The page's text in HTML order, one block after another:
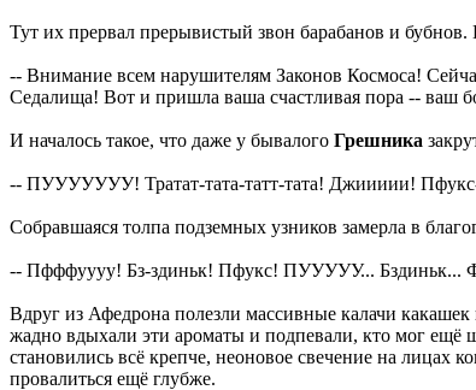
Тут их прервал прерывистый звон барабанов и
-- Внимание всем нарушителям Законов Космоса!
Седалища! Вот и пришла ваша счастливая пора -- ваш
И началось такое, что даже у бывалого Грешника
-- ПУУУУУУУ! Тратат-тата-татт-тата! Джиииии! Пфукс-
Собравшаяся толпа подземных узников замерла в
-- Пфффуууу! Бз-здиньк! Пфукс! ПУУУУУ... Бздиньк...
Вдруг из Афедрона полезли массивные калачи
жадно вдыхали эти ароматы и подпевали, кто мог ещё
становились всё крепче, неоновое свечение на лицах
провалиться ещё глубже.